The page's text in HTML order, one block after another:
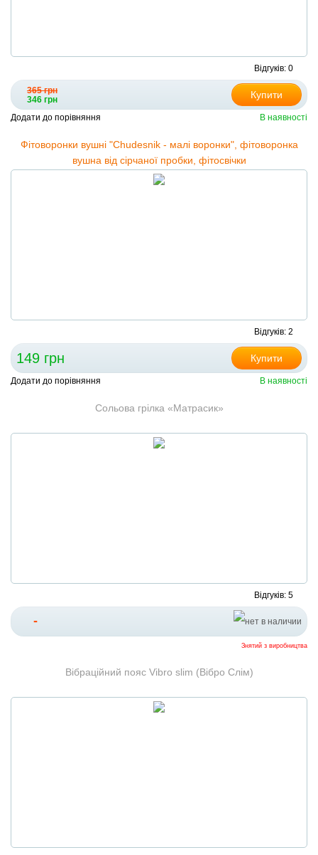
Відгуків: 0
365 грн
346 грн
Купити
Додати до порівняння В наявності
Фітоворонки вушні "Сhudesnik - малі воронки", фітоворонка
вушна від сірчаної пробки, фітосвічки
Відгуків: 2
149 грн Купити
Додати до порівняння В наявності
Сольова грілка «Матрасик»
Відгуків: 5
-
Знятий з виробництва
Вібраційний пояс Vibro slim (Вібро Слім)